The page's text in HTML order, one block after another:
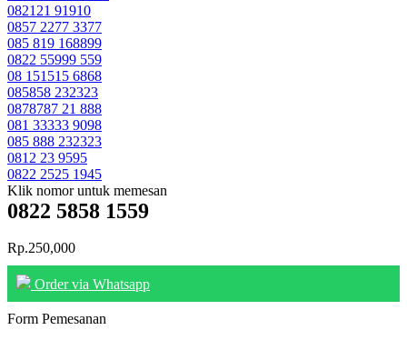
082121 91910
0857 2277 3377
085 819 168899
0822 55999 559
08 151515 6868
085858 232323
0878787 21 888
081 33333 9098
085 888 232323
0812 23 9595
0822 2525 1945
Klik nomor untuk memesan
0822 5858 1559
Rp.250,000
Order via Whatsapp
Form Pemesanan